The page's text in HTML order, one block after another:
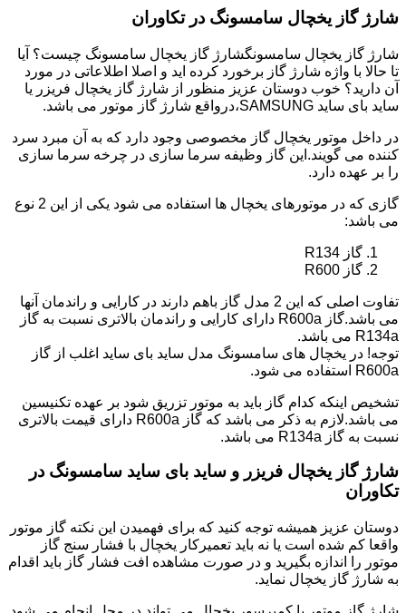
شارژ گاز یخچال سامسونگ در تکاوران
شارژ گاز یخچال سامسونگشارژ گاز یخچال سامسونگ چیست؟ آیا
تا حالا با واژه شارژ گاز برخورد کرده اید و اصلا اطلاعاتی در مورد
آن دارید؟ خوب دوستان عزیز منظور از شارژ گاز یخچال فریزر یا
ساید بای ساید SAMSUNG،درواقع شارژ گاز موتور می باشد.
در داخل موتور یخچال گاز مخصوصی وجود دارد که به آن مبرد سرد
کننده می گویند.این گاز وظیفه سرما سازی در چرخه سرما سازی
را بر عهده دارد.
گازی که در موتورهای یخچال ها استفاده می شود یکی از این 2 نوع
می باشد:
گاز R134
گاز R600
تفاوت اصلی که این 2 مدل گاز باهم دارند در کارایی و راندمان آنها
می باشد.گاز R600a دارای کارایی و راندمان بالاتری نسبت به گاز
R134a می باشد.
توجه! در یخچال های سامسونگ مدل ساید بای ساید اغلب از گاز
R600a استفاده می شود.
تشخیص اینکه کدام گاز باید به موتور تزریق شود بر عهده تکنیسین
می باشد.لازم به ذکر می باشد که گاز R600a دارای قیمت بالاتری
نسبت به گاز R134a می باشد.
شارژ گاز یخچال فریزر و ساید بای ساید سامسونگ در
تکاوران
دوستان عزیز همیشه توجه کنید که برای فهمیدن این نکته گاز موتور
واقعا کم شده است یا نه باید تعمیرکار یخچال با فشار سنج گاز
موتور را اندازه بگیرید و در صورت مشاهده افت فشار گاز باید اقدام
به شارژ گاز یخچال نماید.